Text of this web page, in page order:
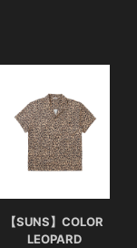
【SUNS】COLOR
LEOPARD